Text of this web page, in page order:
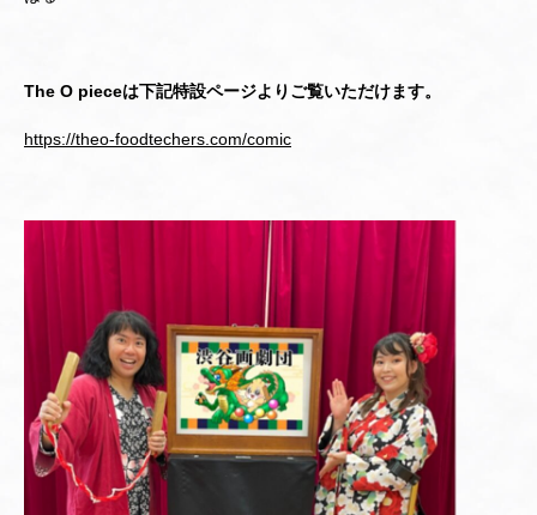
The O pieceは下記特設ページよりご覧いただけます。
https://theo-foodtechers.com/comic